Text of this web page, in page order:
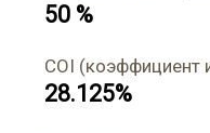
50 %
COI (коэффициент
28.125%